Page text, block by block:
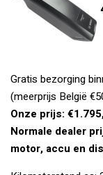
Gratis bezorging
(meerprijs België
Onze prijs:
Normale dealer
motor, accu en